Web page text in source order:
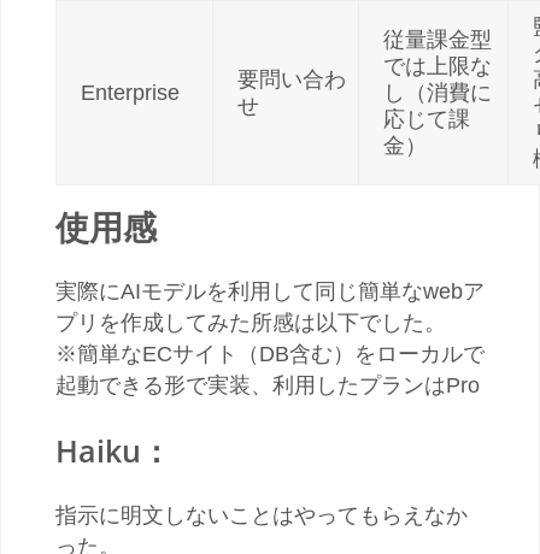
Enterprise
要問い合わ
せ
従量課金型
では上限な
し（消費に
応じて課
金）
使用感
実際にAIモデルを利用して同じ簡単なwebア
プリを作成してみた所感は以下でした。
※簡単なECサイト（DB含む）をローカルで
起動できる形で実装、利用したプランはPro
Haiku：
指示に明文しないことはやってもらえなか
った。